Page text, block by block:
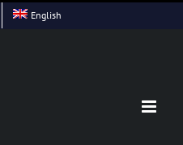
English